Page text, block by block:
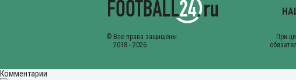
Комментарии